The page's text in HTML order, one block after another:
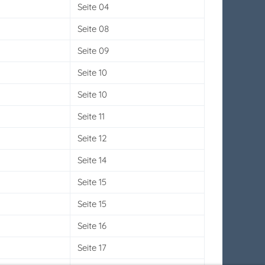
Seite 04
Seite 08
Seite 09
Seite 10
Seite 10
Seite 11
Seite 12
Seite 14
Seite 15
Seite 15
Seite 16
Seite 17